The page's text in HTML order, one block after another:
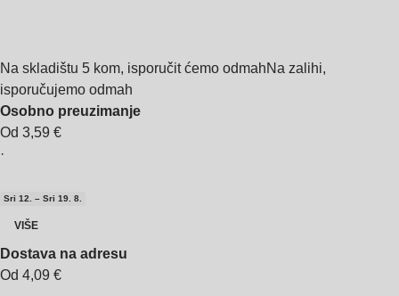
Na skladištu 5 kom, isporučit ćemo odmahNa zalihi,
isporučujemo odmah
Osobno preuzimanje
Od 3,59 €
·
Sri 12. – Sri 19. 8.
VIŠE
Dostava na adresu
Od 4,09 €